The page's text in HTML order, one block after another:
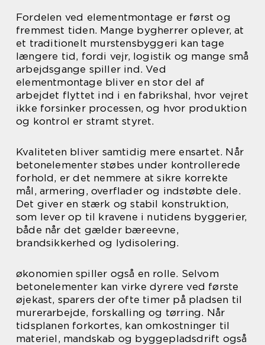
Fordelen ved elementmontage er først og
fremmest tiden. Mange bygherrer oplever, at
et traditionelt murstensbyggeri kan tage
længere tid, fordi vejr, logistik og mange små
arbejdsgange spiller ind. Ved
elementmontage bliver en stor del af
arbejdet flyttet ind i en fabrikshal, hvor vejret
ikke forsinker processen, og hvor produktion
og kontrol er stramt styret.
Kvaliteten bliver samtidig mere ensartet. Når
betonelementer støbes under kontrollerede
forhold, er det nemmere at sikre korrekte
mål, armering, overflader og indstøbte dele.
Det giver en stærk og stabil konstruktion,
som lever op til kravene i nutidens byggerier,
både når det gælder bæreevne,
brandsikkerhed og lydisolering.
økonomien spiller også en rolle. Selvom
betonelementer kan virke dyrere ved første
øjekast, sparers der ofte timer på pladsen til
murerarbejde, forskalling og tørring. Når
tidsplanen forkortes, kan omkostninger til
materiel, mandskab og byggepladsdrift også